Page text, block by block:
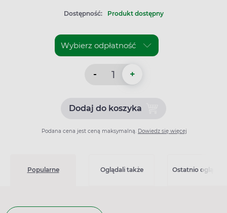
Dostępność: Produkt dostępny
- +
Dodaj do koszykaDodaj do koszyka Carzap
Podana cena jest ceną maksymalną. Dowiedz się więcej
Popularne Oglądali także Ostatnio